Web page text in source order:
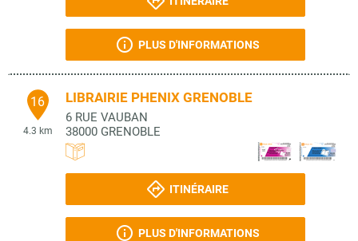
PLUS D'INFORMATIONS
16
4.3 km
LIBRAIRIE PHENIX GRENOBLE
6 RUE VAUBAN
38000 GRENOBLE
ITINÉRAIRE
PLUS D'INFORMATIONS